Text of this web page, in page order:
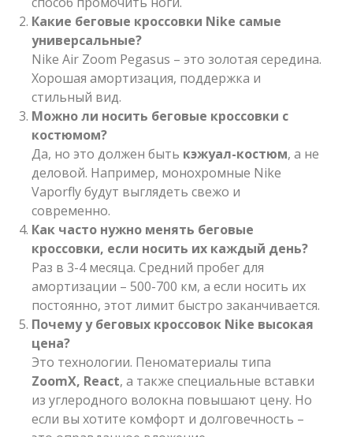
Какие беговые кроссовки Nike самые
универсальные?
Nike Air Zoom Pegasus – это золотая середина.
Хорошая амортизация, поддержка и
стильный вид.
Можно ли носить беговые кроссовки с
костюмом?
Да, но это должен быть кэжуал-костюм, а не
деловой. Например, монохромные Nike
Vaporfly будут выглядеть свежо и
современно.
Как часто нужно менять беговые
кроссовки, если носить их каждый день?
Раз в 3-4 месяца. Средний пробег для
амортизации – 500-700 км, а если носить их
постоянно, этот лимит быстро заканчивается.
Почему у беговых кроссовок Nike высокая
цена?
Это технологии. Пеноматериалы типа
ZoomX, React, а также специальные вставки
из углеродного волокна повышают цену. Но
если вы хотите комфорт и долговечность –